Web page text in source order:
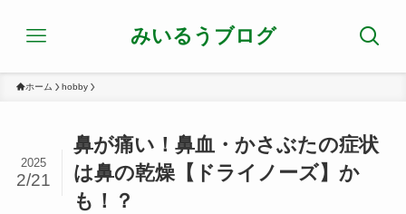
みいるうブログ
ホーム hobby
鼻が痛い！鼻血・かさぶたの症状
は鼻の乾燥【ドライノーズ】か
も！？
2025
2/21